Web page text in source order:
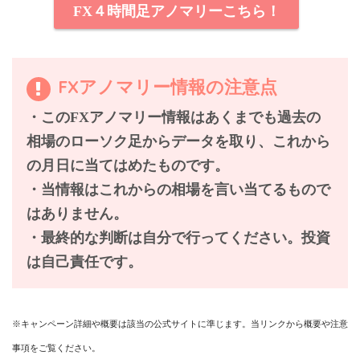
FX４時間足アノマリーこちら！
FXアノマリー情報の注意点
・このFXアノマリー情報はあくまでも過去の
相場のローソク足からデータを取り、これから
の月日に当てはめたものです。
・当情報はこれからの相場を言い当てるもので
はありません。
・最終的な判断は自分で行ってください。投資
は自己責任です。
※キャンペーン詳細や概要は該当の公式サイトに準じます。当リンクから概要や注意
事項をご覧ください。